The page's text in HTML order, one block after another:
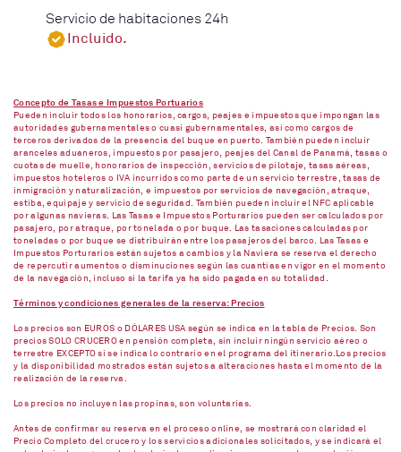
Servicio de habitaciones 24h
Incluido.
Concepto de Tasas e Impuestos Portuarios
Pueden incluir todos los honorarios, cargos, peajes e impuestos que impongan las
autoridades gubernamentales o cuasi gubernamentales, así como cargos de
terceros derivados de la presencia del buque en puerto. También pueden incluir
aranceles aduaneros, impuestos por pasajero, peajes del Canal de Panamá, tasas o
cuotas de muelle, honorarios de inspección, servicios de pilotaje, tasas aéreas,
impuestos hoteleros o IVA incurridos como parte de un servicio terrestre, tasas de
inmigración y naturalización, e impuestos por servicios de navegación, atraque,
estiba, equipaje y servicio de seguridad. También pueden incluir el NFC aplicable
por algunas navieras. Las Tasas e Impuestos Porturarios pueden ser calculados por
pasajero, por atraque, por tonelada o por buque. Las tasaciones calculadas por
toneladas o por buque se distribuirán entre los pasajeros del barco. Las Tasas e
Impuestos Porturarios están sujetos a cambios y la Naviera se reserva el derecho
de repercutir aumentos o disminuciones según las cuantías en vigor en el momento
de la navegación, incluso si la tarifa ya ha sido pagada en su totalidad.
Términos y condiciones generales de la reserva: Precios
Los precios son EUROS o DÓLARES USA según se indica en la tabla de Precios. Son
precios SOLO CRUCERO en pensión completa, sin incluir ningún servicio aéreo o
terrestre EXCEPTO si se indica lo contrario en el programa del itinerario.Los precios
y la disponibilidad mostrados están sujetos a alteraciones hasta el momento de la
realización de la reserva.
Los precios no incluyen las propinas, son voluntarias.
Antes de confirmar su reserva en el proceso online, se mostrará con claridad el
Precio Completo del crucero y los servicios adicionales solicitados, y se indicará el